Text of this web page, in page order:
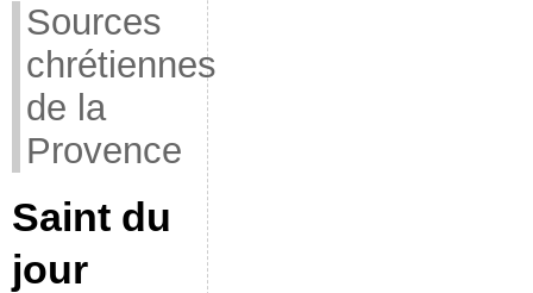
Sources
chrétiennes
de la
Provence
Saint du
jour